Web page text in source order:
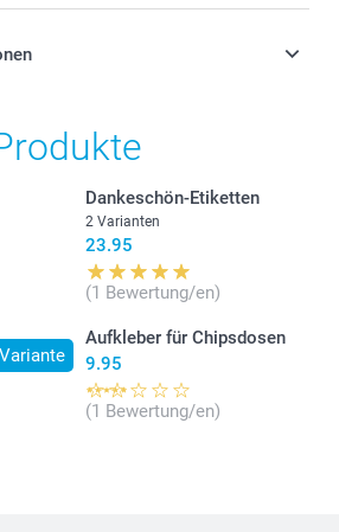
Dankeschön-Etiketten
2 Varianten
23.95
(1 Bewertung/en)
Aufkleber für Chipsdosen
9.95
(1 Bewertung/en)